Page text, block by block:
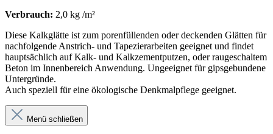
Verbrauch: 2,0 kg /m²
Diese Kalkglätte ist zum porenfüllenden oder deckenden Glätten für
nachfolgende Anstrich- und Tapezierarbeiten geeignet und findet
hauptsächlich auf Kalk- und Kalkzementputzen, oder raugeschaltem
Beton im Innenbereich Anwendung. Ungeeignet für gipsgebundene
Untergründe.
Auch speziell für eine ökologische Denkmalpflege geeignet.
Menü schließen